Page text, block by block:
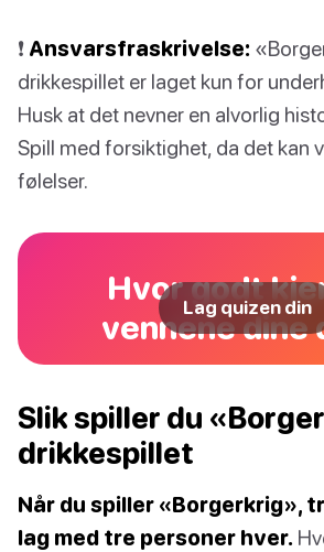
❗️ Ansvarsfraskrivelse:
drikkespillet er laget kun for
Husk at det nevner en alvorlig
Spill med forsiktighet, da det kan
følelser.
Hvor godt
vennene dine
Lag quizen din
Slik spiller du
drikkespillet
Når du spiller «Borgerkrig»,
lag med tre personer hver.